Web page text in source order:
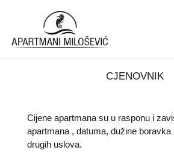
CJENOVNIK
Cijene apartmana su u rasponu i
apartmana , datuma, dužine boravka
drugih uslova.